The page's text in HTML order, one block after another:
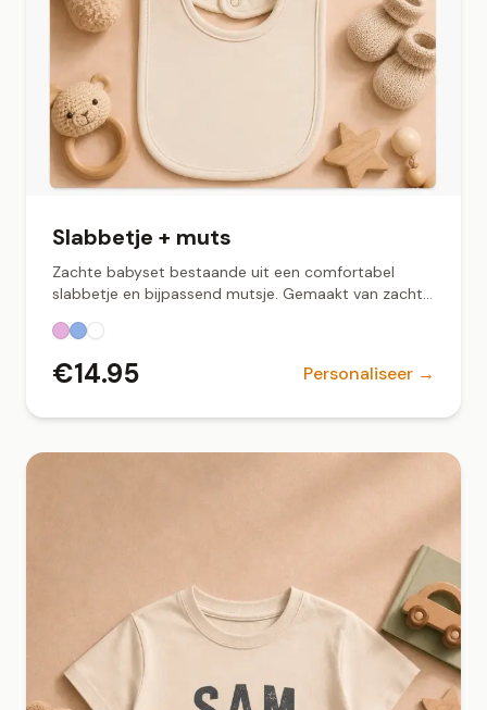
Slabbetje + muts
Zachte babyset bestaande uit een comfortabel
slabbetje en bijpassend mutsje. Gemaakt van zachte
gebruik of als kraamcadeau. Verkrijgbaar in wit,
lichtblauw en roze.
€14.95 Personaliseer →